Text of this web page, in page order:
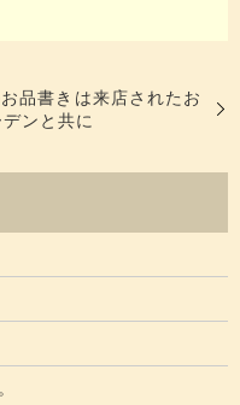
品書きは来店されたお
ンと共に